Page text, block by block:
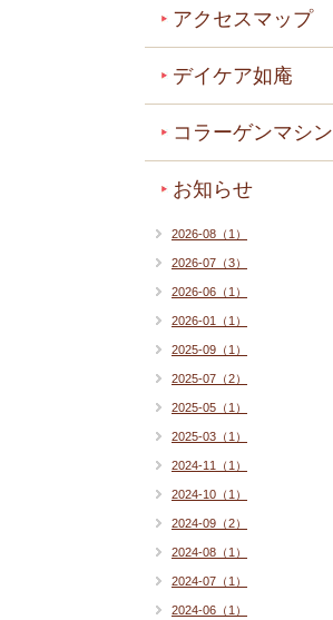
アクセスマップ
デイケア如庵
コラーゲンマシン
お知らせ
2026-08（1）
2026-07（3）
2026-06（1）
2026-01（1）
2025-09（1）
2025-07（2）
2025-05（1）
2025-03（1）
2024-11（1）
2024-10（1）
2024-09（2）
2024-08（1）
2024-07（1）
2024-06（1）